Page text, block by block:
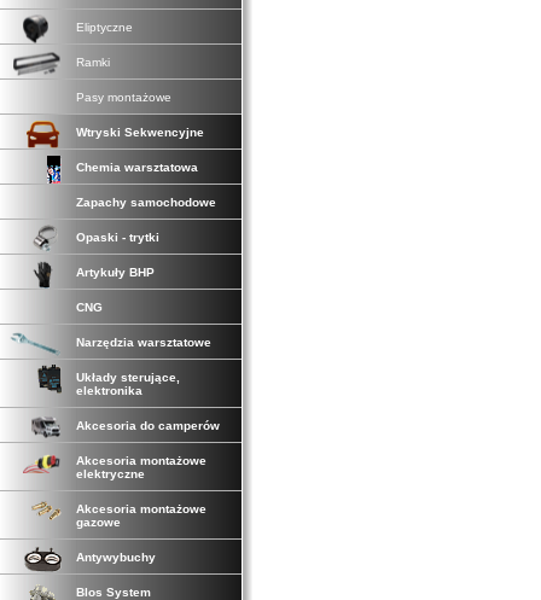
Eliptyczne
Ramki
Pasy montażowe
Wtryski Sekwencyjne
Chemia warsztatowa
Zapachy samochodowe
Opaski - trytki
Artykuły BHP
CNG
Narzędzia warsztatowe
Układy sterujące,
elektronika
Akcesoria do camperów
Akcesoria montażowe
elektryczne
Akcesoria montażowe
gazowe
Antywybuchy
Blos System